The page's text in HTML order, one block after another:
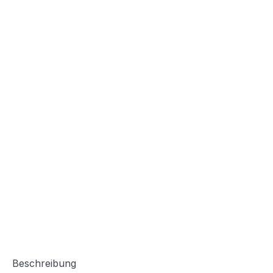
Beschreibung